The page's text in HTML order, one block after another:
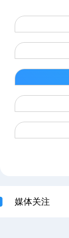
媒体关注